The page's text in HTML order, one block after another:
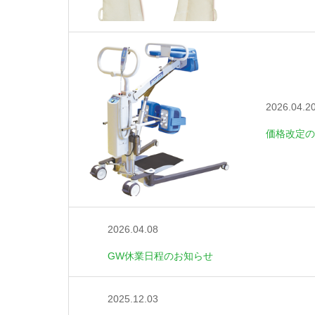
価格改定
2026.04.08
GW休業日程のお知らせ
2025.12.03